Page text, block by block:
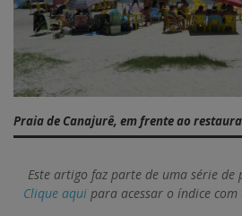
Praia de Canajurê, em frente ao
Este artigo faz parte de uma série de
Clique aquipara acessar o índice com